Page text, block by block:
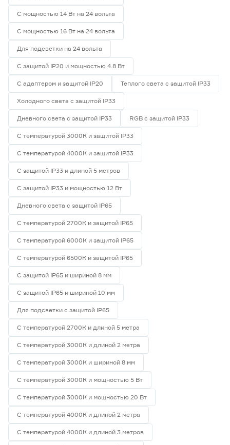
С мощностью 14 Вт на 24 вольта
С мощностью 16 Вт на 24 вольта
Для подсветки на 24 вольта
С защитой IP20 и мощностью 4.8 Вт
С адаптером и защитой IP20 Теплого света с защитой IP33
Холодного света с защитой IP33
Дневного света с защитой IP33 RGB с защитой IP33
С температурой 3000К и защитой IP33
С температурой 4000К и защитой IP33
С защитой IP33 и длиной 5 метров
С защитой IP33 и мощностью 12 Вт
Дневного света с защитой IP65
С температурой 2700К и защитой IP65
С температурой 6000К и защитой IP65
С температурой 6500К и защитой IP65
С защитой IP65 и шириной 8 мм
С защитой IP65 и шириной 10 мм
Для подсветки с защитой IP65
С температурой 2700К и длиной 5 метра
С температурой 3000К и длиной 2 метра
С температурой 3000К и шириной 8 мм
С температурой 3000К и мощностью 5 Вт
С температурой 3000К и мощностью 20 Вт
С температурой 4000К и длиной 2 метра
С температурой 4000К и длиной 3 метров